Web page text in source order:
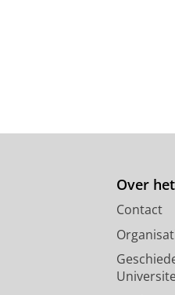
Over
Contact